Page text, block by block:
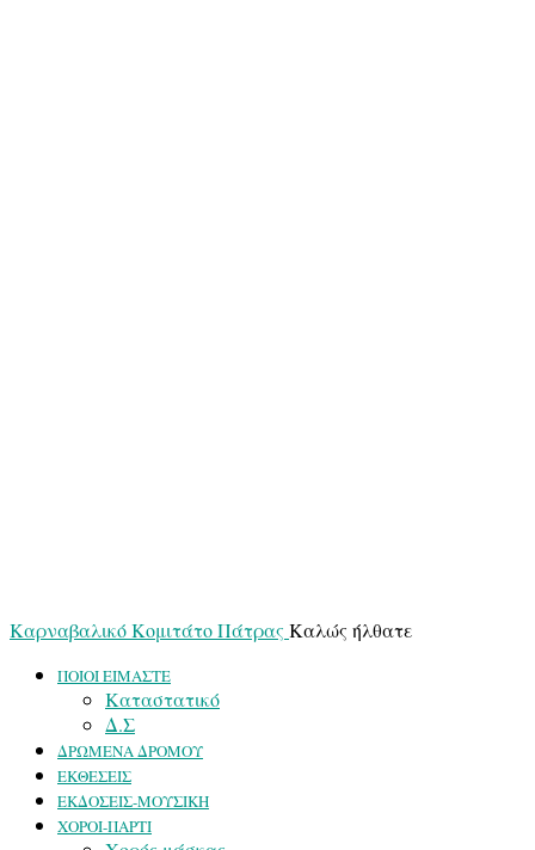
Καρναβαλικό Κομιτάτο Πάτρας Καλώς ήλθατε
ΠΟΙΟΙ ΕΙΜΑΣΤΕ
Καταστατικό
Δ.Σ
ΔΡΩΜΕΝΑ ΔΡΟΜΟΥ
ΕΚΘΕΣΕΙΣ
ΕΚΔΟΣΕΙΣ-ΜΟΥΣΙΚΗ
ΧΟΡΟΙ-ΠΑΡΤΙ